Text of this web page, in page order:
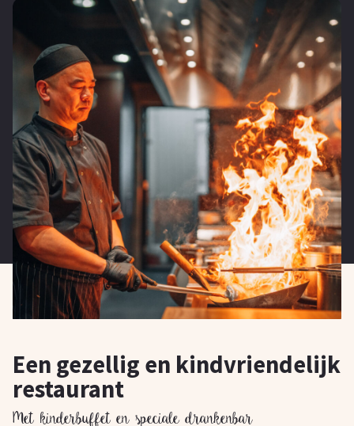
Een gezellig en kindvriendelijk
restaurant
Met kinderbuffet en speciale drankenbar